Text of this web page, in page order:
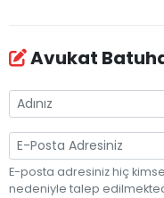
Avukat
E-posta adresiniz hiç
nedeniyle talep